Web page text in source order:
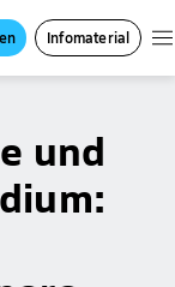
Infomaterial
und